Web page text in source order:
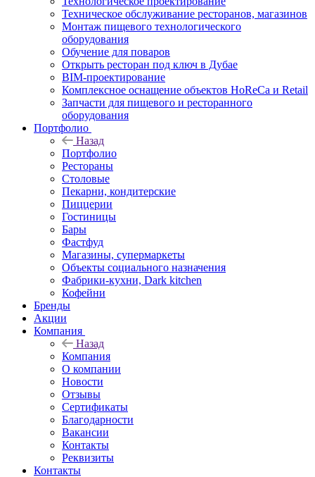
Техническое обслуживание ресторанов, магазинов
Монтаж пищевого технологического
оборудования
Обучение для поваров
Открыть ресторан под ключ в Дубае
BIM-проектирование
Комплексное оснащение объектов HoReCa и Retail
Запчасти для пищевого и ресторанного
оборудования
Портфолио
Назад
Портфолио
Рестораны
Столовые
Пекарни, кондитерские
Пиццерии
Гостиницы
Бары
Фастфуд
Магазины, супермаркеты
Объекты социального назначения
Фабрики-кухни, Dark kitchen
Кофейни
Бренды
Акции
Компания
Назад
Компания
О компании
Новости
Отзывы
Сертификаты
Благодарности
Вакансии
Контакты
Реквизиты
Контакты